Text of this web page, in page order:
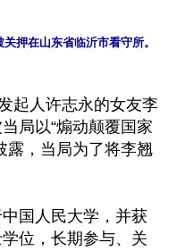
押在山东省临沂市看守所。
起人许志永的女友李
局以“煽动颠覆国家
露，当局为了将李翘
国人民大学，并获
位，长期参与、关